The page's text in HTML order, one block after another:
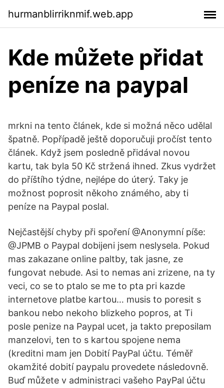
hurmanblirriknmif.web.app
Kde můžete přidat
peníze na paypal
mrkni na tento článek, kde si možná něco udělal
špatně. Popřípadě ještě doporučuji pročíst tento
článek. Když jsem posledně přidával novou
kartu, tak byla 50 Kč stržená ihned. Zkus vydržet
do příštího týdne, nejlépe do úterý. Taky je
možnost poprosit někoho známého, aby ti
peníze na Paypal poslal.
Nejčastější chyby při spoření @Anonymní píše:
@JPMB o Paypal dobijeni jsem neslysela. Pokud
mas zakazane online paltby, tak jasne, ze
fungovat nebude. Asi to nemas ani zrizene, na ty
veci, co se to ptalo se me to pta pri kazde
internetove platbe kartou… musis to poresit s
bankou nebo nekoho blizkeho popros, at Ti
posle penize na Paypal ucet, ja takto preposilam
manzelovi, ten to s kartou spojene nema
(kreditni mam jen Dobití PayPal účtu. Téměř
okamžité dobití paypalu provedete následovně.
Buď můžete v administraci vašeho PayPal účtu